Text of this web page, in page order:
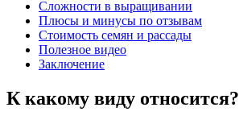
Сложности в выращивании
Плюсы и минусы по отзывам
Стоимость семян и рассады
Полезное видео
Заключение
К какому виду относится?